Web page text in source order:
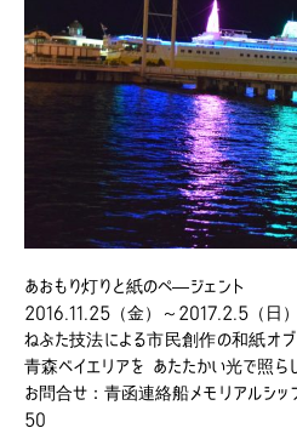
あおもり灯りと紙のぺ―ジェント
2016.11.25（金）～2017.2.5（
ねぶた技法による市民創作の和紙オ
青森ベイエリアを あたたかい光で照ら
お問合せ：青函連絡船メモリアル
50